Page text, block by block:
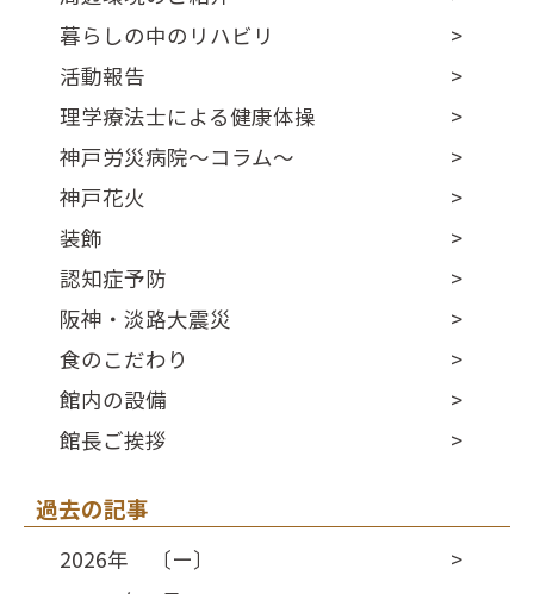
暮らしの中のリハビリ
活動報告
理学療法士による健康体操
神戸労災病院～コラム～
神戸花火
装飾
認知症予防
阪神・淡路大震災
食のこだわり
館内の設備
館長ご挨拶
過去の記事
2026年 〔ー〕